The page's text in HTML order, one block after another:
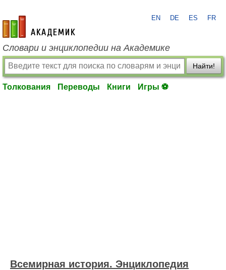
academic.ru
EN DE ES FR
Словари и энциклопедии на Академике
Найти!
Толкования Переводы Книги Игры ⚽
Всемирная история. Энциклопедия